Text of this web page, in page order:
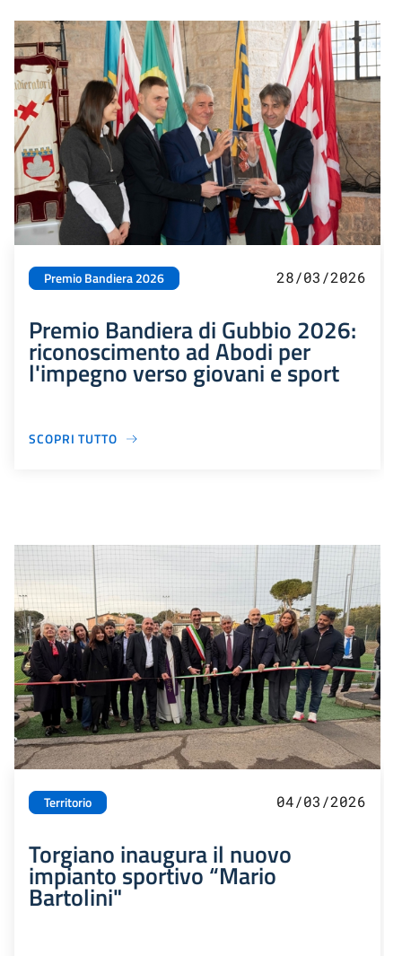
Premio Bandiera 2026 28/03/2026
Premio Bandiera di Gubbio 2026:
riconoscimento ad Abodi per
l'impegno verso giovani e sport
SCOPRI TUTTO
Territorio 04/03/2026
Torgiano inaugura il nuovo
impianto sportivo “Mario
Bartolini"